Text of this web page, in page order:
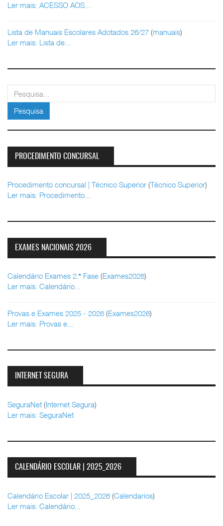
Ler mais: ACESSO AOS...
Lista de Manuais Escolares Adotados 26/27 (manuais)
Ler mais: Lista de...
pesquisar
Pesquisa
PROCEDIMENTO CONCURSAL
Procedimento concursal | Técnico Superior (Técnico Superior)
Ler mais: Procedimento...
EXAMES NACIONAIS 2026
Calendário Exames 2.ª Fase (Exames2026)
Ler mais: Calendário...
Provas e Exames 2025 - 2026 (Exames2026)
Ler mais: Provas e...
INTERNET SEGURA
SeguraNet (Internet Segura)
Ler mais: SeguraNet
CALENDÁRIO ESCOLAR | 2025_2026
Calendário Escolar | 2025_2026 (Calendarios)
Ler mais: Calendário...